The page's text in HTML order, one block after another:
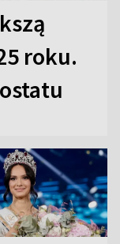
roku.